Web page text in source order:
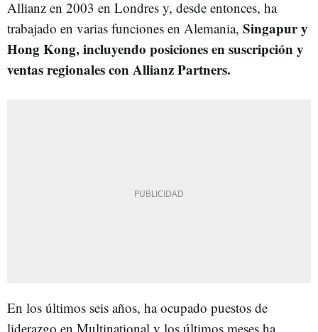
Allianz en 2003 en Londres y, desde entonces, ha
trabajado en varias funciones en Alemania, Singapur y
Hong Kong, incluyendo posiciones en suscripción y
ventas regionales con Allianz Partners.
En los últimos seis años, ha ocupado puestos de
liderazgo en Multinational y los últimos meses ha